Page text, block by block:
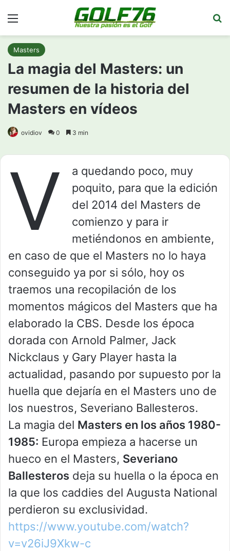
Masters
La magia del Masters: un
resumen de la historia del
Masters en vídeos
ovidiov 0 3 min
V
a quedando poco, muy
poquito, para que la edición
del 2014 del Masters de
comienzo y para ir
metiéndonos en ambiente,
en caso de que el Masters no lo haya
conseguido ya por si sólo, hoy os
traemos una recopilación de los
momentos mágicos del Masters que ha
elaborado la CBS. Desde los época
dorada con Arnold Palmer, Jack
Nickclaus y Gary Player hasta la
actualidad, pasando por supuesto por la
huella que dejaría en el Masters uno de
los nuestros, Severiano Ballesteros.
La magia del Masters en los años 1980-
1985: Europa empieza a hacerse un
hueco en el Masters, Severiano
Ballesteros deja su huella o la época en
la que los caddies del Augusta National
perdieron su exclusividad.
https://www.youtube.com/watch?
v=v26iJ9Xkw-c